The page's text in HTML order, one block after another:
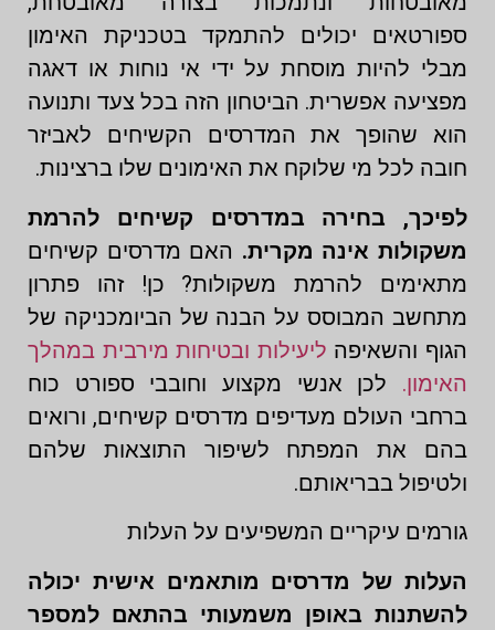
ספורטאים יכולים להתמקד בטכניקת האימון
מבלי להיות מוסחת על ידי אי נוחות או דאגה
מפציעה אפשרית. הביטחון הזה בכל צעד ותנועה
הוא שהופך את המדרסים הקשיחים לאביזר
חובה לכל מי שלוקח את האימונים שלו ברצינות.
לפיכך, בחירה במדרסים קשיחים להרמת
משקולות אינה מקרית. האם מדרסים קשיחים
מתאימים להרמת משקולות? כן! זהו פתרון
מתחשב המבוסס על הבנה של הביומכניקה של
הגוף והשאיפה ליעילות ובטיחות מירבית במהלך
האימון. לכן אנשי מקצוע וחובבי ספורט כוח
ברחבי העולם מעדיפים מדרסים קשיחים, ורואים
בהם את המפתח לשיפור התוצאות שלהם
ולטיפול בבריאותם.
גורמים עיקריים המשפיעים על העלות
העלות של מדרסים מותאמים אישית יכולה
להשתנות באופן משמעותי בהתאם למספר